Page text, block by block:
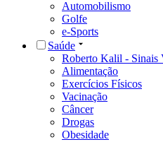
Automobilismo
Golfe
e-Sports
Saúde
Roberto Kalil - Sinais
Alimentação
Exercícios Físicos
Vacinação
Câncer
Drogas
Obesidade